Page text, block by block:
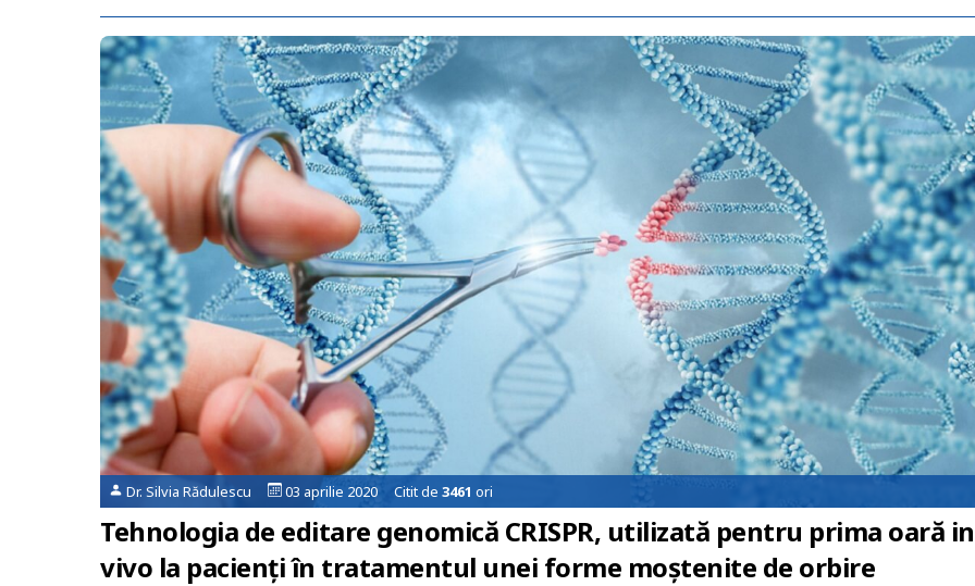
Dr. Silvia Rădulescu 03 aprilie 2020 Citit de 3461 ori
Tehnologia de editare genomică CRISPR, utilizată pentru prima oară in
vivo la pacienți în tratamentul unei forme moștenite de orbire